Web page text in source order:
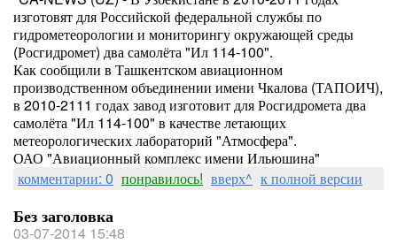
изготовят для Российской федеральной службы по
гидрометеорологии и мониторингу окружающей среды
(Росгидромет) два самолёта "Ил 114-100".
Как сообщили в Ташкентском авиационном
производственном объединении имени Чкалова (ТАПОИЧ),
в 2010-2111 годах завод изготовит для Росгидромета два
самолёта "Ил 114-100" в качестве летающих
метеорологических лабораторий "Атмосфера".
ОАО "Авиационный комплекс имени Ильюшина"
комментарии: 0 понравилось! вверх^ к полной версии
Без заголовка
03-07-2014 15:48